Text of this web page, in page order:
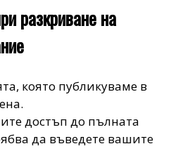
разкриване на
която публикуваме в
достъп до пълната
да въведете вашите